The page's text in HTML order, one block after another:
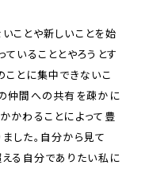
ことや新しいことを始
いることとやろうとす
ことに集中できないこ
仲間への共有を疎かに
かわることによって豊
した。自分から見て
える自分でありたい私に